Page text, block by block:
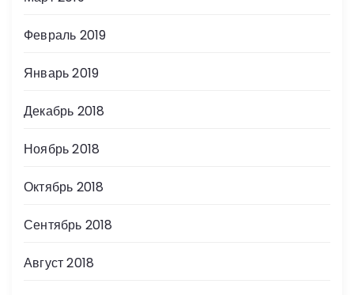
Февраль 2019
Январь 2019
Декабрь 2018
Ноябрь 2018
Октябрь 2018
Сентябрь 2018
Август 2018